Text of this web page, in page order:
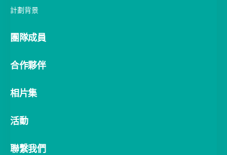
計劃背景
團隊成員
合作夥伴
相片集
活動
聯繫我們